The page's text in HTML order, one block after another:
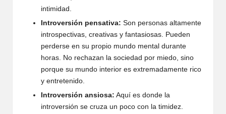
intimidad.
Introversión pensativa: Son personas altamente
introspectivas, creativas y fantasiosas. Pueden
perderse en su propio mundo mental durante
horas. No rechazan la sociedad por miedo, sino
porque su mundo interior es extremadamente rico
y entretenido.
Introversión ansiosa: Aquí es donde la
introversión se cruza un poco con la timidez.